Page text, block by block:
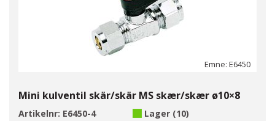
Emne: E6450
Mini kulventil skär/skär MS skær/skær ø10×8
Artikelnr: E6450-4
Lager (10)